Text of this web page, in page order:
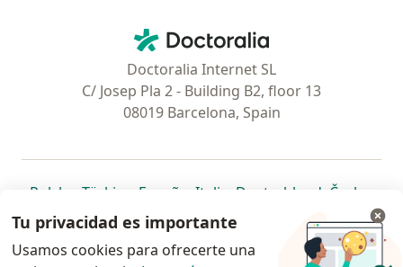
Doctoralia - Página de inicio
Doctoralia Internet SL
C/ Josep Pla 2 - Building B2, floor 13
08019 Barcelona, Spain
Polska se abre en una nueva pestaña
Türkiye se abre en una nueva pestaña
España se abre en una nueva pestaña
Italia se abre en una nueva
Deutschlandse abre en
Česko
Portugal
se abre en una nueva pestaña
México se abre en una nueva pestaña
Chile se abre en una nueva pestaña
Brasil se abre en una nueva
se abre en
se
se abre en una nueva
Tu privacidad es importante
Usamos cookies para ofrecerte una